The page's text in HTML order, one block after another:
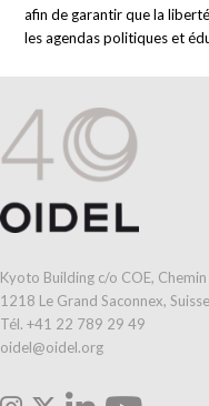
afin de garantir que la
les agendas politiques et
Kyoto Building c/o COE,
1218 Le Grand Saconnex, Suisse
Tél. +41 22 789 29 49
oidel@oidel.org